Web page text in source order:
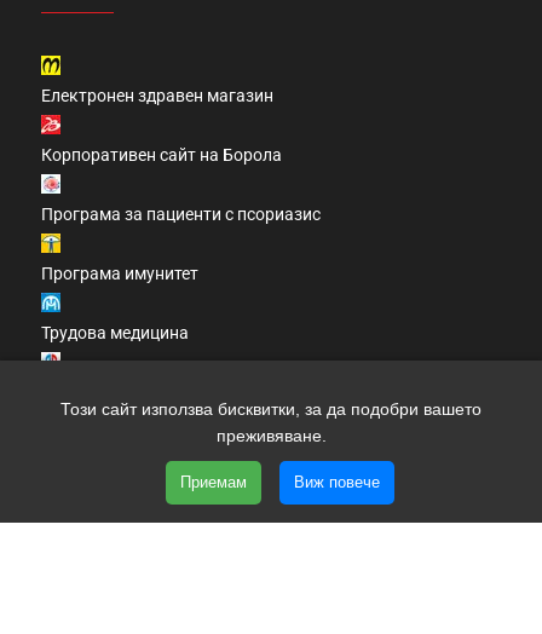
Електронен здравен магазин
Корпоративен сайт на Борола
Програма за пациенти с псориазис
Програма имунитет
Трудова медицина
Списание за фамилни лекари
Този сайт използва бисквитки, за да подобри вашето
преживяване.
Приемам Виж повече